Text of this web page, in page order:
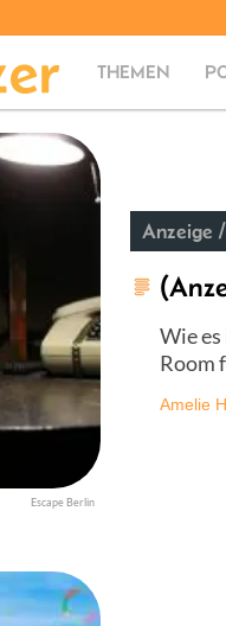
THEMEN
Escape Berlin
Anzeige
Wie
Room
Amelie